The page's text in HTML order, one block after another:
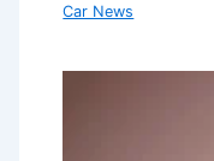
Car News